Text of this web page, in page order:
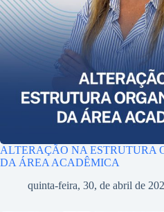
ALTERAÇÃO NA ESTRUTURA
DA ÁREA ACADÊMICA
quinta-feira, 30, de abril de